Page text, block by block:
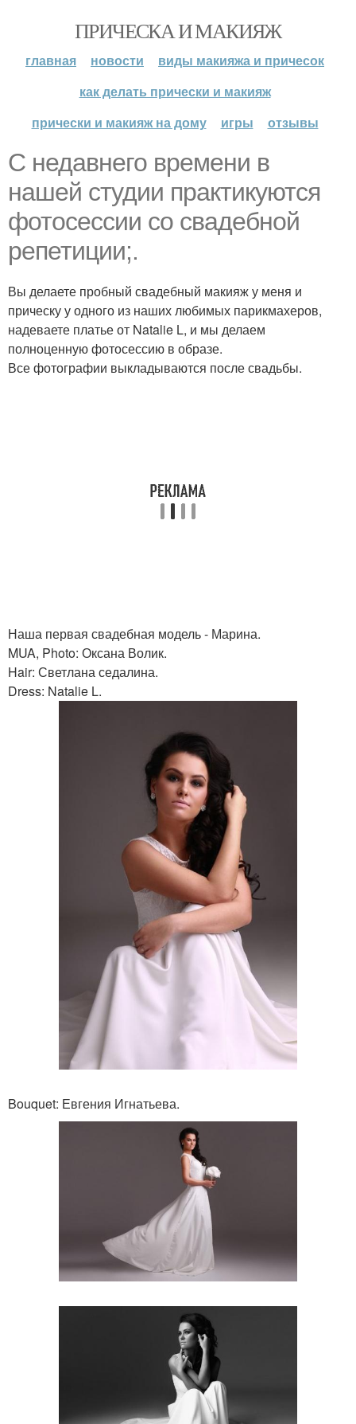
ПРИЧЕСКА И МАКИЯЖ
главная новости
виды макияжа и причесок
как делать прически и макияж
прически и макияж на дому
игры отзывы
С недавнего времени в
нашей студии практикуются
фотосессии со свадебной
репетиции;.
Вы делаете пробный свадебный макияж у меня и
прическу у одного из наших любимых парикмахеров,
надеваете платье от Natalie L, и мы делаем
полноценную фотосессию в образе.
Все фотографии выкладываются после свадьбы.
Наша первая свадебная модель - Марина.
MUA, Photo: Оксана Волик.
Hair: Светлана седалина.
Dress: Natalie L.
Bouquet: Евгения Игнатьева.